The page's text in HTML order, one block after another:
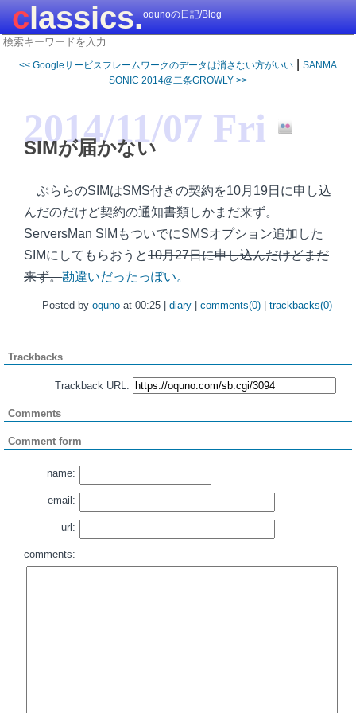
classics.oqunoの日記/Blog
<< Googleサービスフレームワークのデータは消さない方がいい
SANMA
SONIC 2014@二条GROWLY >>
2014/11/07 Fri
SIMが届かない
ぷららのSIMはSMS付きの契約を10月19日に申し込
んだのだけど契約の通知書類しかまだ来ず。
ServersMan SIMもついでにSMSオプション追加した
SIMにしてもらおうと10月27日に申し込んだけどまだ
来ず。勘違いだったっぽい。
Posted by oquno at 00:25 | diary comments(0) trackbacks(0)
Trackbacks
Trackback URL:
Comments
Comment form
name:
email:
url:
comments: